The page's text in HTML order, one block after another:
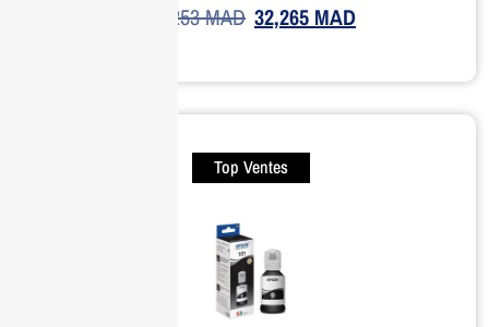
36,253MAD 32,265 MAD
Top Ventes